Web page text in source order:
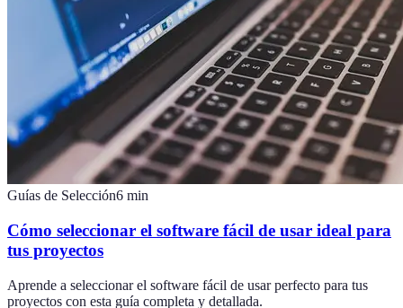
Guías de Selección6 min
Cómo seleccionar el software fácil de usar ideal para
tus proyectos
Aprende a seleccionar el software fácil de usar perfecto para tus
proyectos con esta guía completa y detallada.